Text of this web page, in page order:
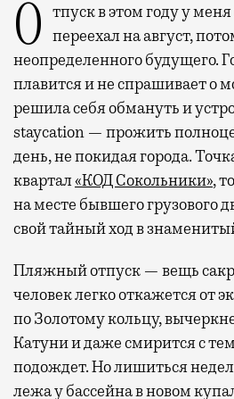
Отпуск в этом году у меня кочует: сначала переехал на август,
неопределенного будущего.
плавится и не спрашивает о
решила себя обмануть и
staycation — прожить
день, не покидая города.
квартал«КОД Сокольники»,
на месте бывшего грузового
свой тайный ход в
Пляжный отпуск — вещь
человек легко откажется от
по Золотому кольцу,
Катуни и даже смирится с
подождет. Но лишиться
лежа у бассейна в новом